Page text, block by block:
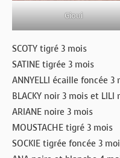
Gioui
SCOTY tigré 3 mois
SATINE tigrée 3 mois
ANNYELLI écaille foncée 3
BLACKY noir 3 mois et
ARIANE noire 3 mois
MOUSTACHE tigré 3 mois
SOCKIE tigrée foncée 3